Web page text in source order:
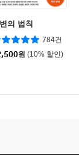
의 법칙
784건
원 (10% 할인)